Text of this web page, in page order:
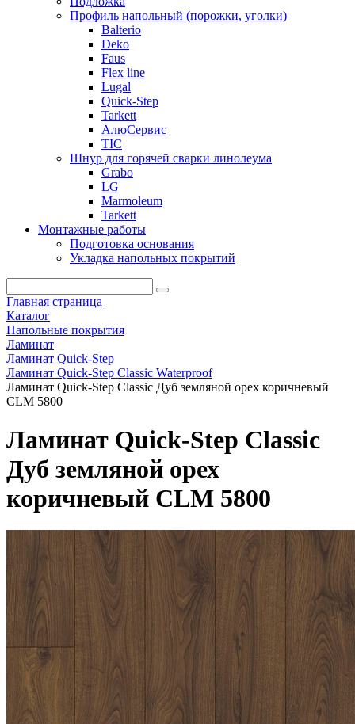
Профиль напольный (порожки, уголки)
Balterio
Deko
Faus
Flex line
Lugal
Quick-Step
Tarkett
АлюСервис
ТІС
Шнур для горячей сварки линолеума
Grabo
LG
Marmoleum
Tarkett
Монтажные работы
Подготовка основания
Укладка напольных покрытий
Главная страница
Каталог
Напольные покрытия
Ламинат
Ламинат Quick-Step
Ламинат Quick-Step Classic Waterproof
Ламинат Quick-Step Classic Дуб земляной орех коричневый
CLM 5800
Ламинат Quick-Step Classic
Дуб земляной орех
коричневый CLM 5800